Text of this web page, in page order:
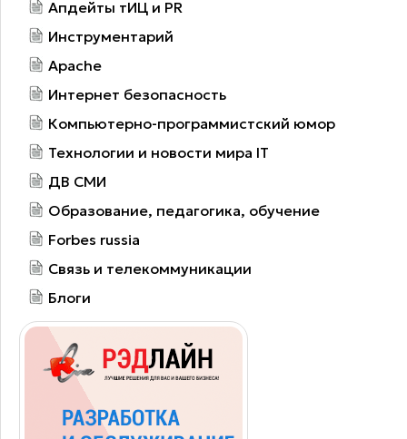
Апдейты тИЦ и PR
Инструментарий
Apache
Интернет безопасность
Компьютерно-программистский юмор
Технологии и новости мира IT
ДВ СМИ
Образование, педагогика, обучение
Forbes russia
Связь и телекоммуникации
Блоги